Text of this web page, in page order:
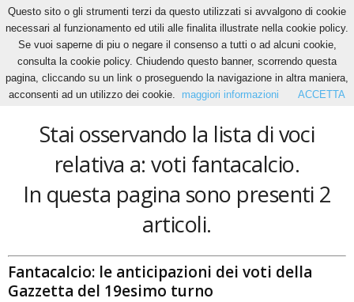
Home Tags Voti fantacalcio
voti fantacalcio
Stai osservando la lista di voci
relativa a: voti fantacalcio.
In questa pagina sono presenti 2
articoli.
Fantacalcio: le anticipazioni dei voti della
Gazzetta del 19esimo turno
Questo sito o gli strumenti terzi da questo utilizzati si avvalgono di cookie
necessari al funzionamento ed utili alle finalita illustrate nella cookie policy.
Se vuoi saperne di piu o negare il consenso a tutti o ad alcuni cookie,
consulta la cookie policy. Chiudendo questo banner, scorrendo questa
pagina, cliccando su un link o proseguendo la navigazione in altra maniera,
acconsenti ad un utilizzo dei cookie.
maggiori informazioni ACCETTA